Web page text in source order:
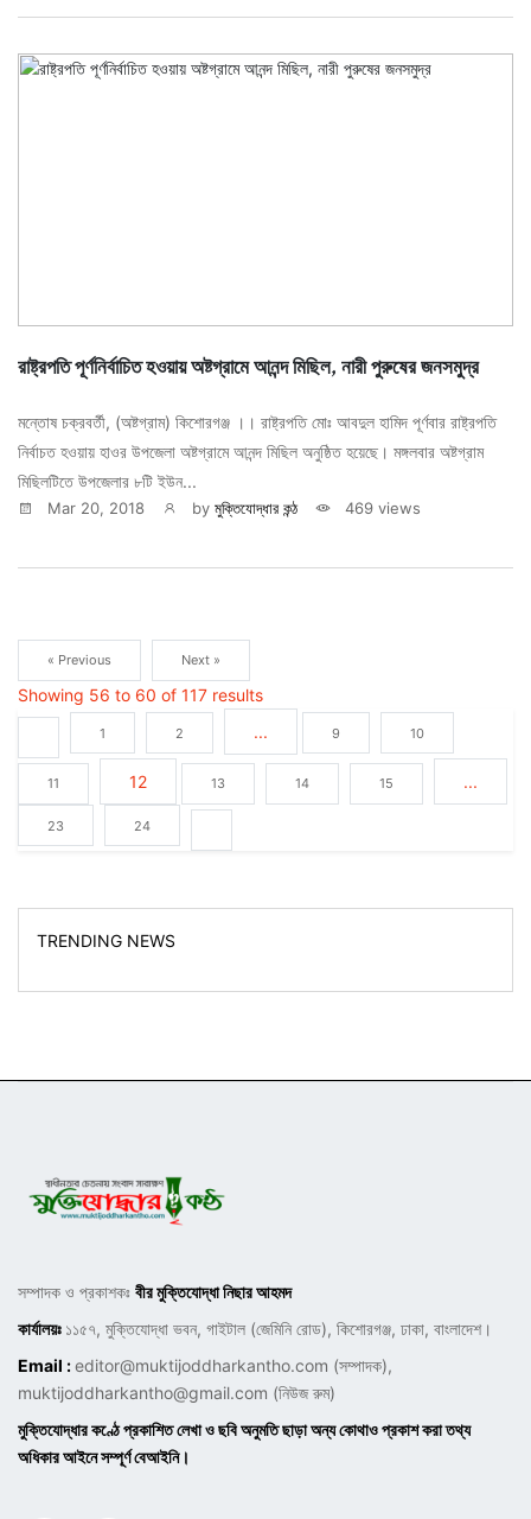
রাষ্ট্রপতি পূর্ণনির্বাচিত হওয়ায় অষ্টগ্রামে আনন্দ মিছিল, নারী পুরুষের জনসমুদ্র
মন্তোষ চক্রবর্তী, (অষ্টগ্রাম) কিশোরগঞ্জ ।। রাষ্ট্রপতি মোঃ আবদুল হামিদ পূর্ণবার রাষ্ট্রপতি
নির্বাচত হওয়ায় হাওর উপজেলা অষ্টগ্রামে আনন্দ মিছিল অনুষ্ঠিত হয়েছে। মঙ্গলবার অষ্টগ্রাম
মিছিলটিতে উপজেলার ৮টি ইউন...
Mar 20, 2018 by মুক্তিযোদ্ধার কন্ঠ 469 views
« Previous Next »
Showing 56 to 60 of 117 results
1 2 ... 9 10
11 12 13 14 15 ...
23 24
TRENDING NEWS
সম্পাদক ও প্রকাশকঃ বীর মুক্তিযোদ্ধা নিছার আহমদ
কার্যালয়ঃ ১১৫৭, মুক্তিযোদ্ধা ভবন, গাইটাল (জেমিনি রোড), কিশোরগঞ্জ, ঢাকা, বাংলাদেশ।
Email :editor@muktijoddharkantho.com (সম্পাদক),
muktijoddharkantho@gmail.com (নিউজ রুম)
মুক্তিযোদ্ধার কণ্ঠে প্রকাশিত লেখা ও ছবি অনুমতি ছাড়া অন্য কোথাও প্রকাশ করা তথ্য
অধিকার আইনে সম্পূর্ণ বেআইনি।